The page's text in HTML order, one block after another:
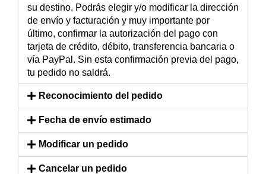
su destino. Podrás elegir y/o modificar la dirección
de envío y facturación y muy importante por
último, confirmar la autorización del pago con
tarjeta de crédito, débito, transferencia bancaria o
vía PayPal. Sin esta confirmación previa del pago,
tu pedido no saldrá.
Reconocimiento del pedido
Fecha de envío estimado
Modificar un pedido
Cancelar un pedido